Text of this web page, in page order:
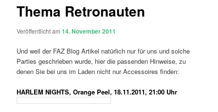
Thema Retronauten
Veröffentlicht am14. November 2011
Und weil der FAZ Blog Artikel natürlich nur für uns und solche
Parties geschrieben wurde, hier die passenden Hinweise, zu
denen Sie bei uns im Laden nicht nur Accessoires finden:
HARLEM NIGHTS, Orange Peel, 18.11.2011, 21:00 Uhr